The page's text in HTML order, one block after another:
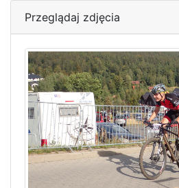
Przeglądaj zdjęcia